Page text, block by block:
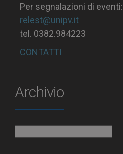
Per segnalazioni di eventi:
relest@unipv.it
tel. 0382.984223
CONTATTI
Archivio